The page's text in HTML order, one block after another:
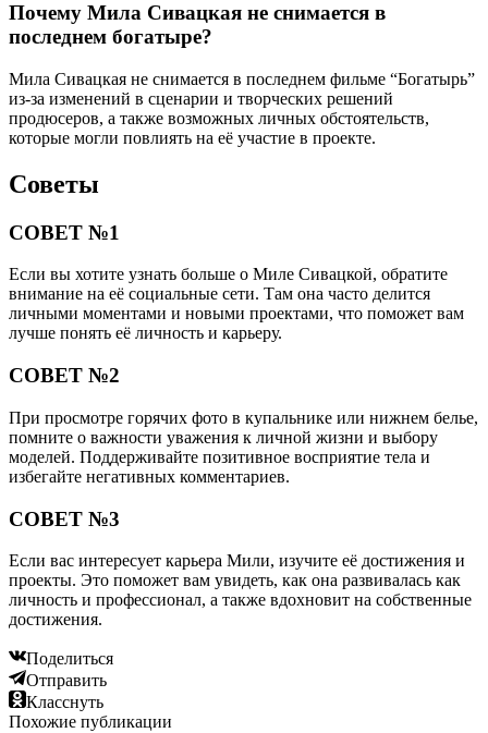
Почему Мила Сивацкая не снимается в
последнем богатыре?
Мила Сивацкая не снимается в последнем фильме “Богатырь”
из-за изменений в сценарии и творческих решений
продюсеров, а также возможных личных обстоятельств,
которые могли повлиять на её участие в проекте.
Советы
СОВЕТ №1
Если вы хотите узнать больше о Миле Сивацкой, обратите
внимание на её социальные сети. Там она часто делится
личными моментами и новыми проектами, что поможет вам
лучше понять её личность и карьеру.
СОВЕТ №2
При просмотре горячих фото в купальнике или нижнем белье,
помните о важности уважения к личной жизни и выбору
моделей. Поддерживайте позитивное восприятие тела и
избегайте негативных комментариев.
СОВЕТ №3
Если вас интересует карьера Мили, изучите её достижения и
проекты. Это поможет вам увидеть, как она развивалась как
личность и профессионал, а также вдохновит на собственные
достижения.
Поделиться
Отправить
Класснуть
Похожие публикации